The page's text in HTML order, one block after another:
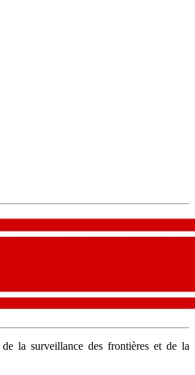
la surveillance des frontières et de la